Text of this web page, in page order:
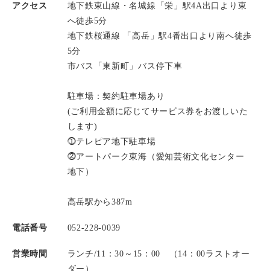
アクセス
地下鉄東山線・名城線「栄」駅4A出口より東
へ徒歩5分
地下鉄桜通線 「高岳」駅4番出口より南へ徒歩
5分
市バス「東新町」バス停下車
駐車場：契約駐車場あり
(ご利用金額に応じてサービス券をお渡しいた
します)
⓵テレピア地下駐車場
⓶アートパーク東海（愛知芸術文化センター
地下）
高岳駅から387m
電話番号 052-228-0039
営業時間
ランチ/11：30～15：00 （14：00ラストオー
ダー）